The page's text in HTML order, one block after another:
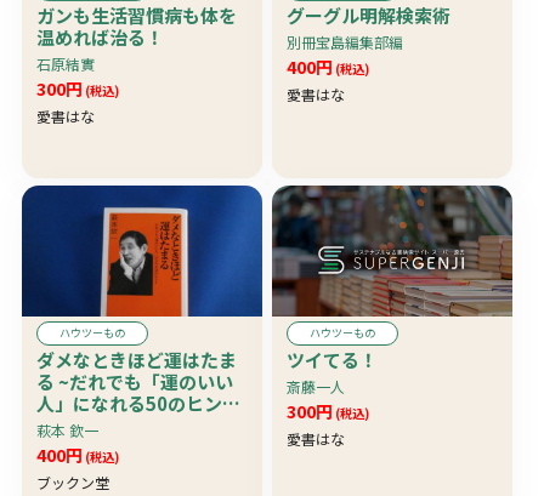
ガンも生活習慣病も体を
温めれば治る！
石原結實
300円 (税込)
愛書はな
グーグル明解検索術
別冊宝島編集部編
400円 (税込)
愛書はな
ハウツーもの
ダメなときほど運はたま
る ~だれでも「運のいい
人」になれる50のヒント
~
萩本 欽一
400円 (税込)
ブックン堂
ハウツーもの
ツイてる！
斎藤一人
300円 (税込)
愛書はな